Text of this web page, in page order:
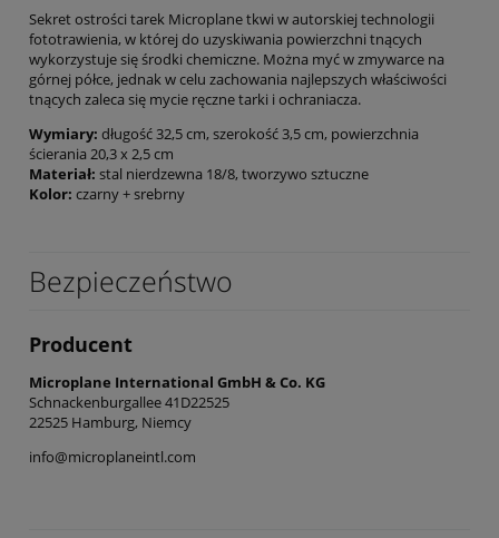
Sekret ostrości tarek Microplane tkwi w autorskiej technologii
fototrawienia, w której do uzyskiwania powierzchni tnących
wykorzystuje się środki chemiczne. Można myć w zmywarce na
górnej półce, jednak w celu zachowania najlepszych właściwości
tnących zaleca się mycie ręczne tarki i ochraniacza.
Wymiary: długość 32,5 cm, szerokość 3,5 cm, powierzchnia
ścierania 20,3 x 2,5 cm
Materiał: stal nierdzewna 18/8, tworzywo sztuczne
Kolor: czarny + srebrny
Bezpieczeństwo
Producent
Microplane International GmbH & Co. KG
Schnackenburgallee 41D22525
22525 Hamburg, Niemcy
info@microplaneintl.com